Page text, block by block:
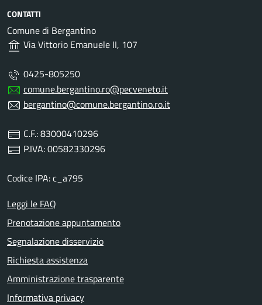
CONTATTI
Comune di Bergantino
Via Vittorio Emanuele II, 107
0425-805250
comune.bergantino.ro@pecveneto.it
bergantino@comune.bergantino.ro.it
C.F.: 83000410296
P.IVA: 00582330296
Codice IPA: c_a795
Leggi le FAQ
Prenotazione appuntamento
Segnalazione disservizio
Richiesta assistenza
Amministrazione trasparente
Informativa privacy